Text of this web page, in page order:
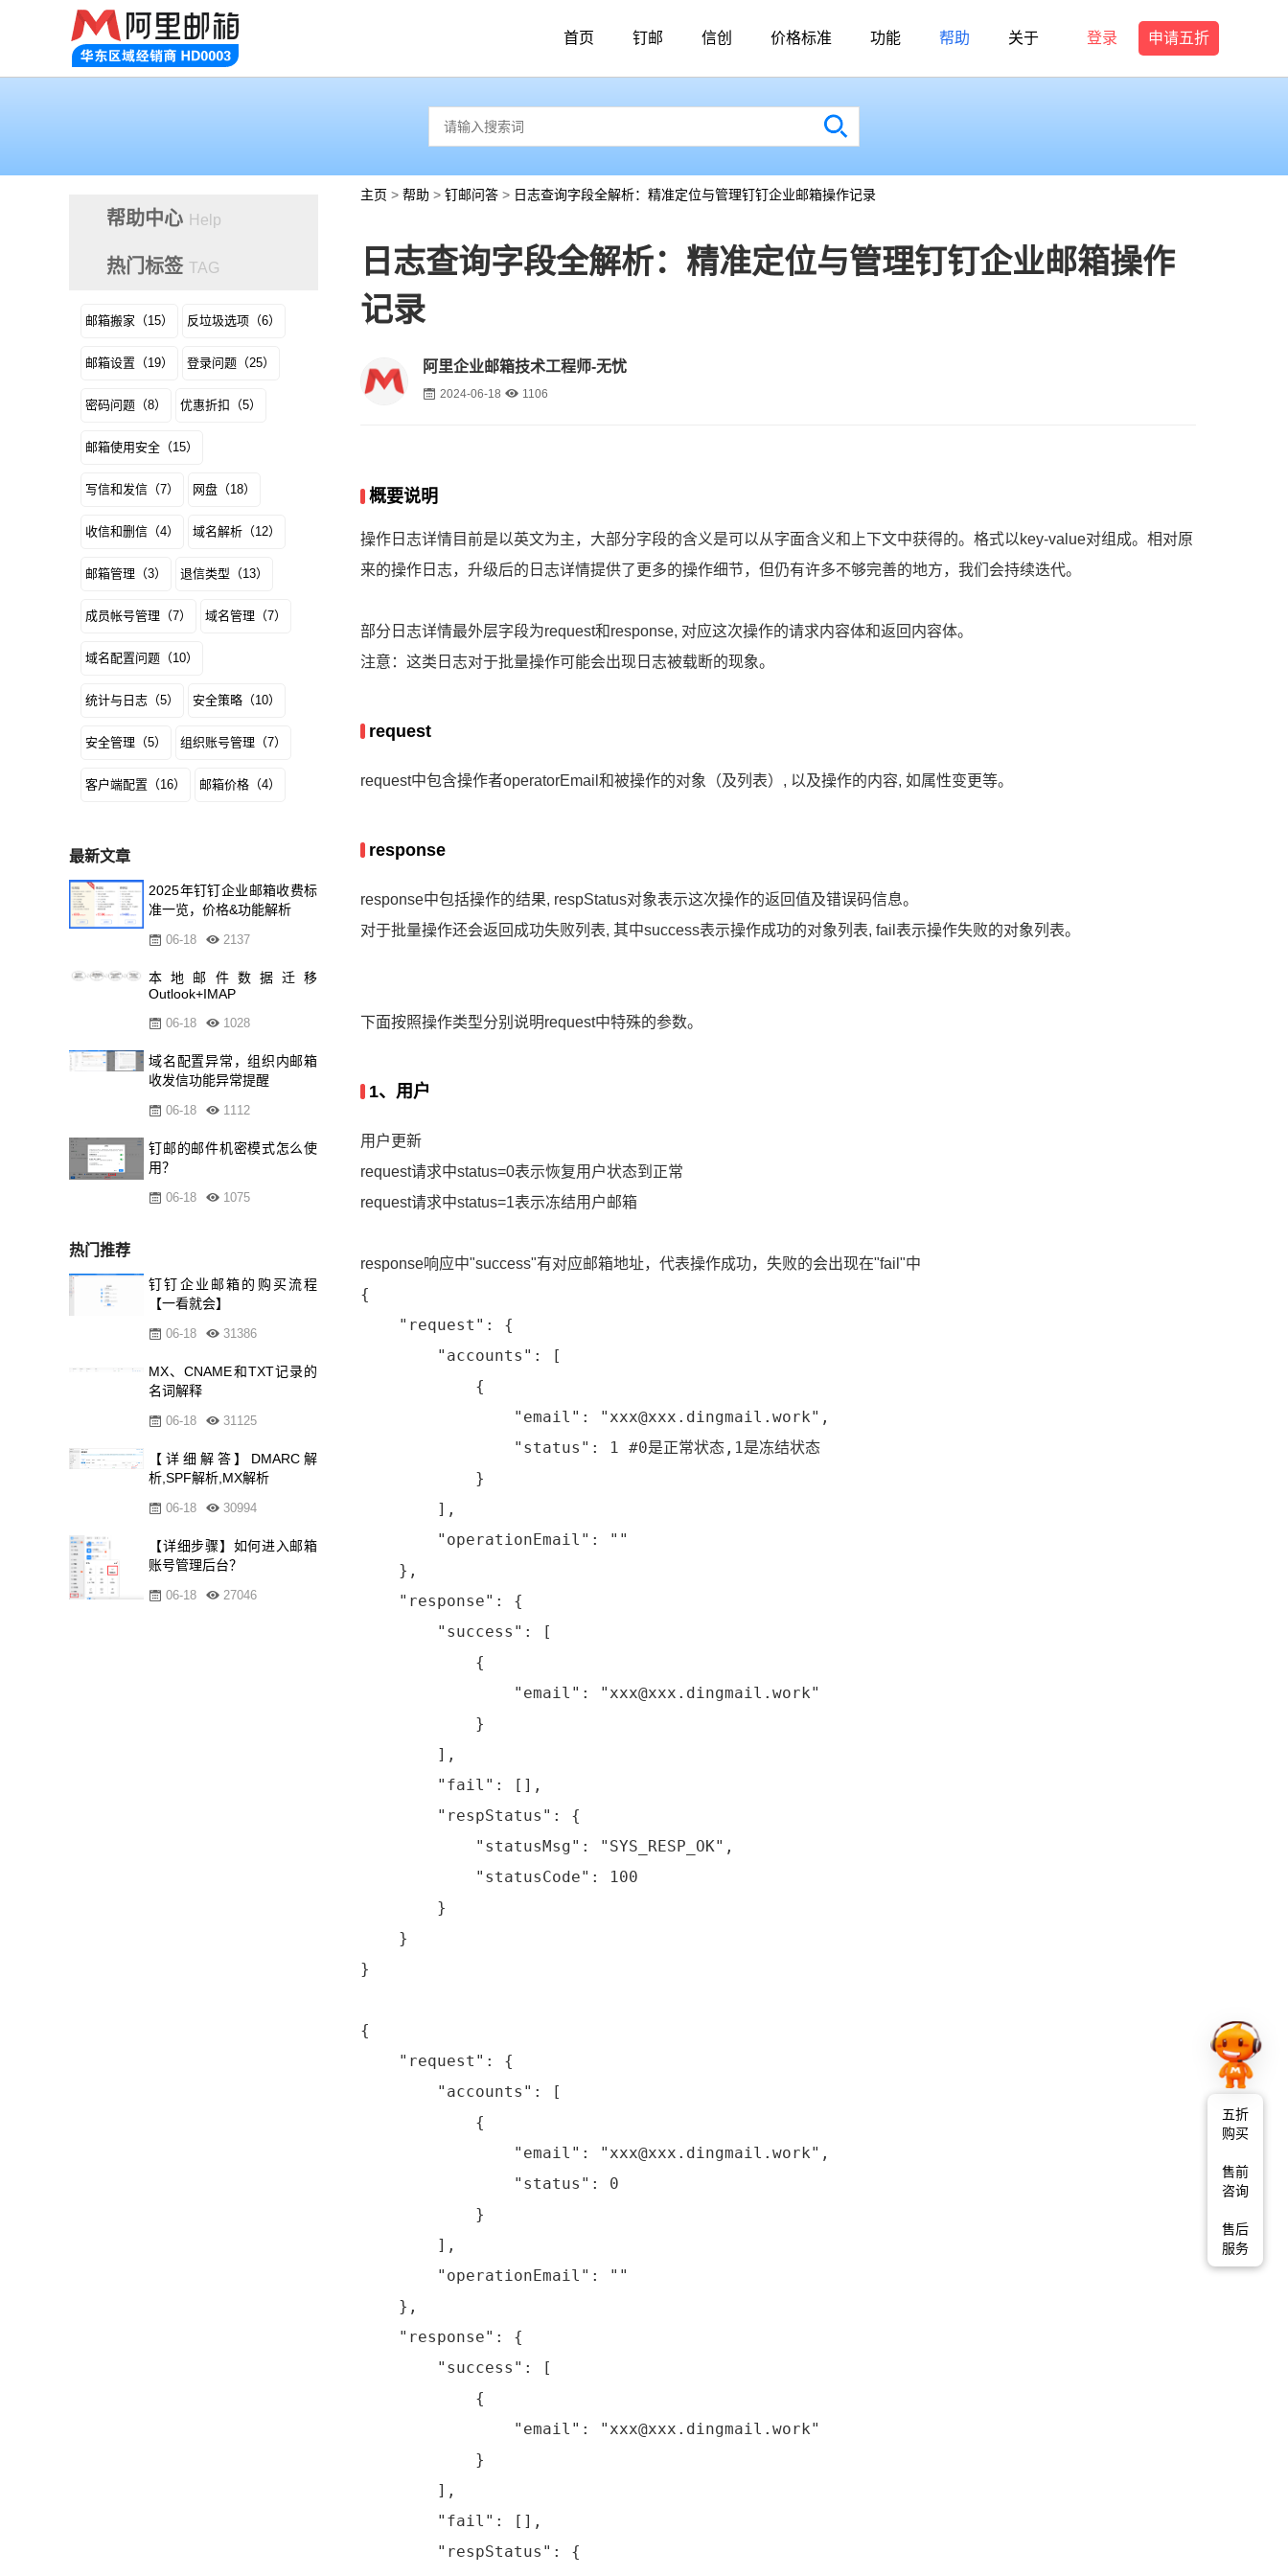
首页 钉邮 信创 价格标准 功能 帮助 关于 登录 申请五折
主页 > 帮助 > 钉邮问答 > 日志查询字段全解析：精准定位与管理钉钉企业邮箱操作记录
日志查询字段全解析：精准定位与管理钉钉企业邮箱操作
记录
阿里企业邮箱技术工程师-无忧
2024-06-18 1106
概要说明
操作日志详情目前是以英文为主，大部分字段的含义是可以从字面含义和上下文中获得的。格式以key-value对组成。相对原
来的操作日志，升级后的日志详情提供了更多的操作细节，但仍有许多不够完善的地方，我们会持续迭代。
部分日志详情最外层字段为request和response, 对应这次操作的请求内容体和返回内容体。
注意：这类日志对于批量操作可能会出现日志被载断的现象。
request
request中包含操作者operatorEmail和被操作的对象（及列表）, 以及操作的内容, 如属性变更等。
response
response中包括操作的结果, respStatus对象表示这次操作的返回值及错误码信息。
对于批量操作还会返回成功失败列表, 其中success表示操作成功的对象列表, fail表示操作失败的对象列表。
下面按照操作类型分别说明request中特殊的参数。
1、用户
用户更新
request请求中status=0表示恢复用户状态到正常
request请求中status=1表示冻结用户邮箱
response响应中"success"有对应邮箱地址，代表操作成功，失败的会出现在"fail"中
{
"request": {
"accounts": [
{
"email": "xxx@xxx.dingmail.work",
"status": 1 #0是正常状态,1是冻结状态
}
],
"operationEmail": ""
},
"response": {
"success": [
{
"email": "xxx@xxx.dingmail.work"
}
],
"fail": [],
"respStatus": {
"statusMsg": "SYS_RESP_OK",
"statusCode": 100
}
}
}
{
"request": {
"accounts": [
{
"email": "xxx@xxx.dingmail.work",
"status": 0
}
],
"operationEmail": ""
},
"response": {
"success": [
{
"email": "xxx@xxx.dingmail.work"
}
],
"fail": [],
"respStatus": {
帮助中心 Help
热门标签 TAG
邮箱搬家（15） 反垃圾选项（6）
邮箱设置（19） 登录问题（25）
密码问题（8） 优惠折扣（5）
邮箱使用安全（15）
写信和发信（7） 网盘（18）
收信和删信（4） 域名解析（12）
邮箱管理（3） 退信类型（13）
成员帐号管理（7） 域名管理（7）
域名配置问题（10）
统计与日志（5） 安全策略（10）
安全管理（5） 组织账号管理（7）
客户端配置（16） 邮箱价格（4）
最新文章
2025年钉钉企业邮箱收费标
准一览，价格&功能解析
06-18 2137
本地邮件数据迁移
Outlook+IMAP
06-18 1028
域名配置异常，组织内邮箱
收发信功能异常提醒
06-18 1112
钉邮的邮件机密模式怎么使
用？
06-18 1075
热门推荐
钉钉企业邮箱的购买流程
【一看就会】
06-18 31386
MX、CNAME和TXT记录的
名词解释
06-18 31125
【详细解答】DMARC解
析,SPF解析,MX解析
06-18 30994
【详细步骤】如何进入邮箱
账号管理后台？
06-18 27046
五折
购买
售前
咨询
售后
服务